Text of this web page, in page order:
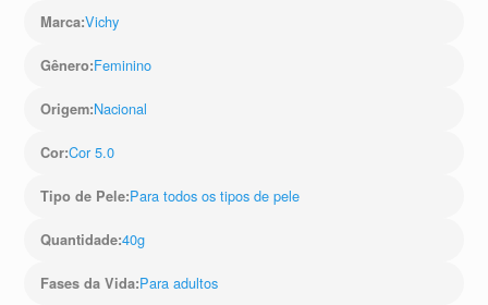
Marca:Vichy
Gênero:Feminino
Origem:Nacional
Cor:Cor 5.0
Tipo de Pele:Para todos os tipos de pele
Quantidade:40g
Fases da Vida:Para adultos